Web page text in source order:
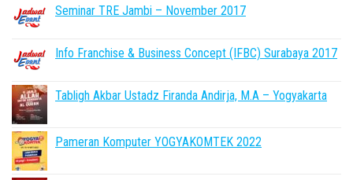
Seminar TRE Jambi – November 2017
Info Franchise & Business Concept (IFBC) Surabaya 2017
Tabligh Akbar Ustadz Firanda Andirja, M.A – Yogyakarta
Pameran Komputer YOGYAKOMTEK 2022